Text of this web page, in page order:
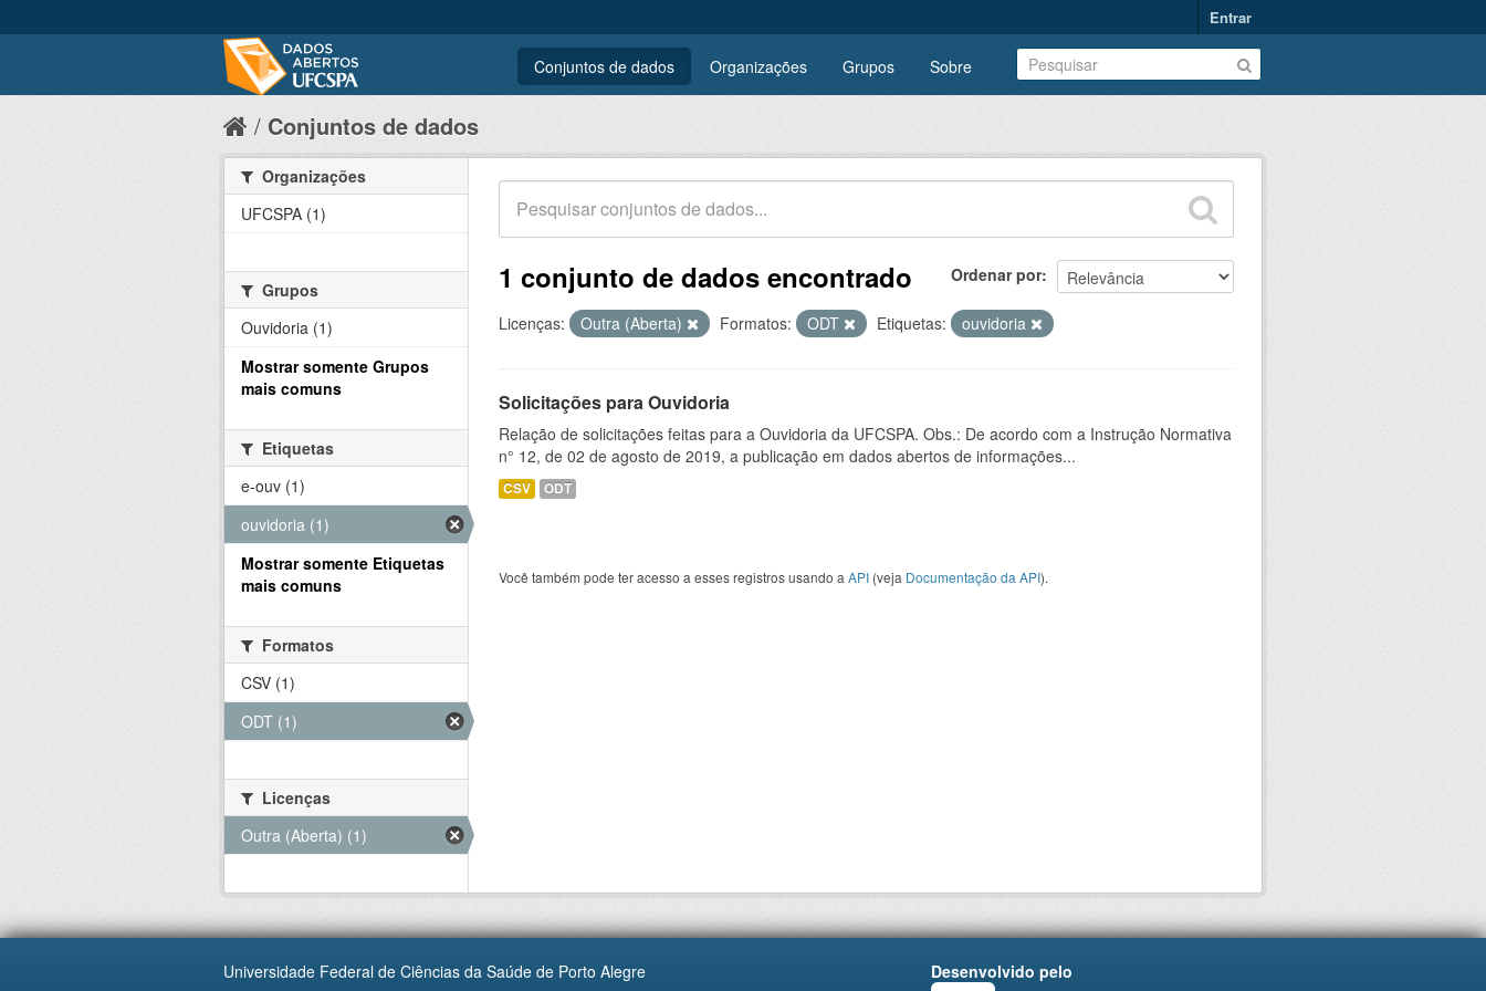
Entrar
Conjuntos de dados Organizações Grupos Sobre
Conjuntos de dados
Ordenar por
1 conjunto de dados encontrado
Licenças: Outra (Aberta) Formatos: ODT Etiquetas: ouvidoria
Solicitações para Ouvidoria
Relação de solicitações feitas para a Ouvidoria da UFCSPA. Obs.: De acordo com a Instrução Normativa
n° 12, de 02 de agosto de 2019, a publicação em dados abertos de informações...
CSV ODT
Você também pode ter acesso a esses registros usando a API (veja Documentação da API).
Organizações
UFCSPA (1)
Grupos
Ouvidoria (1)
Mostrar somente Grupos
mais comuns
Etiquetas
e-ouv (1)
ouvidoria (1)
Mostrar somente Etiquetas
mais comuns
Formatos
CSV (1)
ODT (1)
Licenças
Outra (Aberta) (1)
Universidade Federal de Ciências da Saúde de Porto Alegre
Desenvolvido pelo